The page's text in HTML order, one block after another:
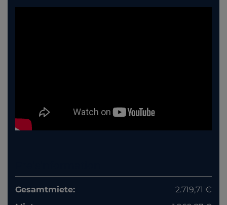
Gesamtmiete:
2.719,71 €